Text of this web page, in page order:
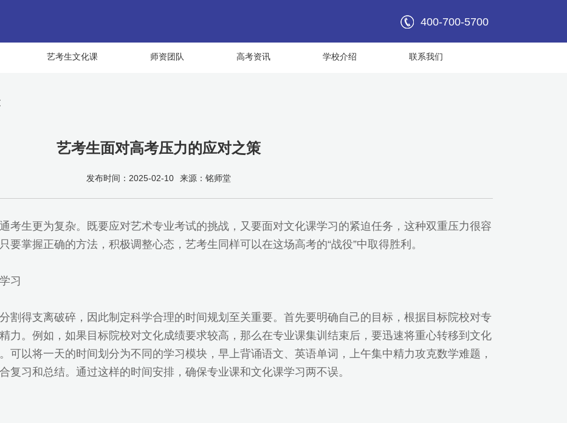
400-700-5700
艺考生文化课 师资团队 高考资讯 学校介绍 联系我们
艺考生面对高考压力的应对之策
发布时间：2025-02-10 来源：铭师堂
考生更为复杂。既要应对艺术专业考试的挑战，又要面对文化课学习的紧迫任务，这种双重压力很容
要掌握正确的方法，积极调整心态，艺考生同样可以在这场高考的“战役”中取得胜利。
习
割得支离破碎，因此制定科学合理的时间规划至关重要。首先要明确自己的目标，根据目标院校对专
力。例如，如果目标院校对文化成绩要求较高，那么在专业课集训结束后，要迅速将重心转移到文化
可以将一天的时间划分为不同的学习模块，早上背诵语文、英语单词，上午集中精力攻克数学难题，
复习和总结。通过这样的时间安排，确保专业课和文化课学习两不误。